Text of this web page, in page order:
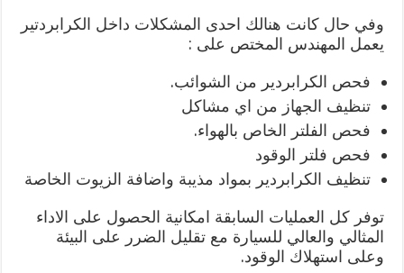
وفي حال كانت هنالك احدى المشكلات داخل الكرابردتير
يعمل المهندس المختص على :
فحص الكرابردير من الشوائب.
تنظيف الجهاز من اي مشاكل
فحص الفلتر الخاص بالهواء.
فحص فلتر الوقود
تنظيف الكرابردير بمواد مذيبة واضافة الزيوت الخاصة
توفر كل العمليات السابقة امكانية الحصول على الاداء
المثالي والعالي للسيارة مع تقليل الضرر على البيئة
وعلى استهلاك الوقود.